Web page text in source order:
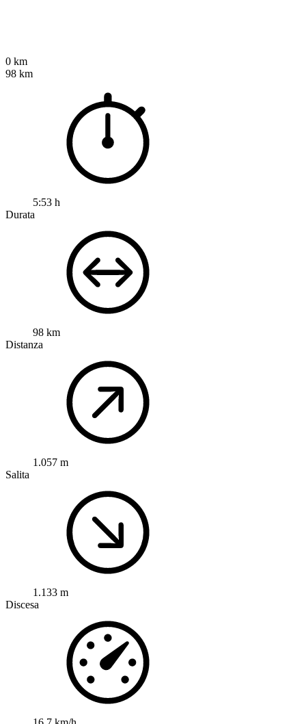
0 km
98 km
5:53 h
Durata
98 km
Distanza
1.057 m
Salita
1.133 m
Discesa